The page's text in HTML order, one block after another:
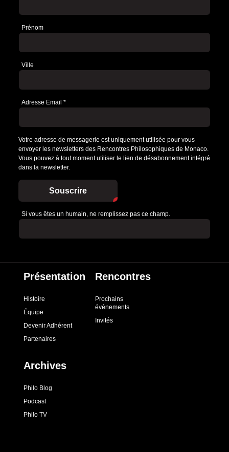
Prénom
Ville
Adresse Email *
Votre adresse de messagerie est uniquement utilisée pour vous
envoyer les newsletters des Rencontres Philosophiques de Monaco.
Vous pouvez à tout moment utiliser le lien de désabonnement intégré
dans la newsletter.
Souscrire
Si vous êtes un humain, ne remplissez pas ce champ.
Présentation
Histoire
Équipe
Devenir Adhérent
Partenaires
Rencontres
Prochains
événements
Invités
Archives
Philo Blog
Podcast
Philo TV